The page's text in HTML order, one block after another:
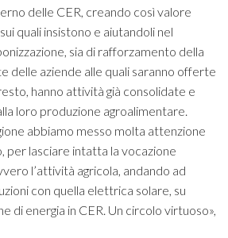
delle CER, creando così valore
quali insistono e aiutandoli nel
sia di rafforzamento della
delle aziende alle quali saranno offerte
hanno attività già consolidate e
loro produzione agroalimentare.
abbiamo messo molta attenzione
per lasciare intatta la vocazione
l’attività agricola, andando ad
con quella elettrica solare, su
di energia in CER. Un circolo virtuoso»,